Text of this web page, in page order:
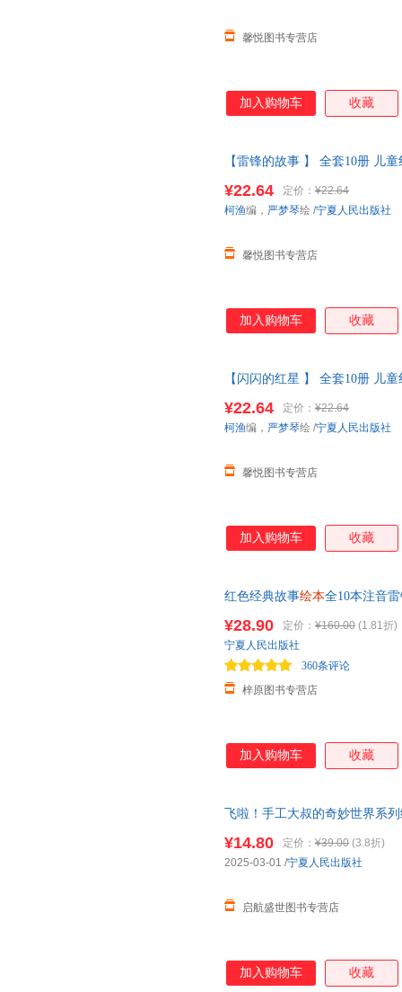
馨悦图书专营店
加入购物车 收藏
【雷锋的故事 】 全套10册 儿
线当当客服
¥22.64 定价： ¥22.64
馨悦图书专营店
柯渔编， 严梦琴绘 /宁夏人民出版社
加入购物车 收藏
【闪闪的红星 】 全套10册 儿
线当当客服
¥22.64 定价： ¥22.64
馨悦图书专营店
柯渔编， 严梦琴绘 /宁夏人民出版社
加入购物车 收藏
红色经典故事绘本全10本注音
¥28.90 定价： ¥160.00 (1.81折)
梓原图书专营店
360条评论
宁夏人民出版社
加入购物车 收藏
飞啦！手工大叔的奇妙世界系
¥14.80 定价： ¥39.00 (3.8折)
启航盛世图书专营店
2025-03-01 /宁夏人民出版社
加入购物车 收藏